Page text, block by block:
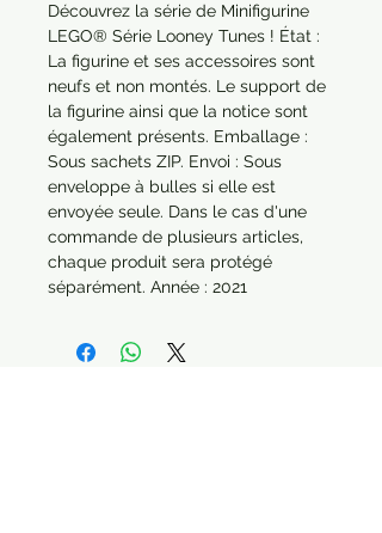
Découvrez la série de Minifigurine
LEGO® Série Looney Tunes ! État :
La figurine et ses accessoires sont
neufs et non montés. Le support de
la figurine ainsi que la notice sont
également présents. Emballage :
Sous sachets ZIP. Envoi : Sous
enveloppe à bulles si elle est
envoyée seule. Dans le cas d'une
commande de plusieurs articles,
chaque produit sera protégé
séparément. Année : 2021